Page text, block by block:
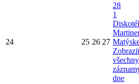
24 25 26 27
28
1
Zobrazit
všechny
dne